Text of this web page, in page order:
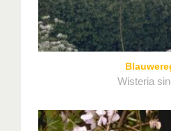
Wisteria